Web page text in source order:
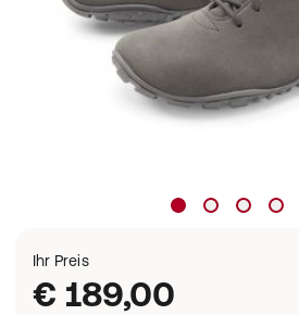
Ihr Preis
€ 189,00